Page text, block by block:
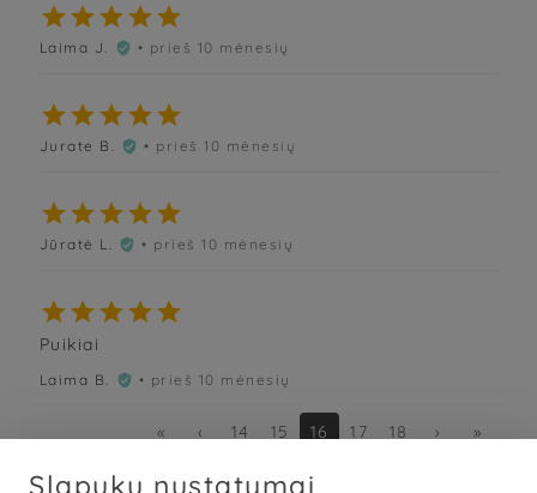

Laima J.  • prieš 10 mėnesių

Jurate B.  • prieš 10 mėnesių

Jūratė L.  • prieš 10 mėnesių

Puikiai
Laima B.  • prieš 10 mėnesių
« ‹ 14 15 16 17 18 › »
Slapukų nustatymai